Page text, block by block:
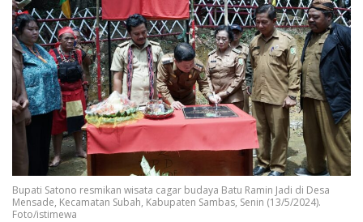
Bupati Satono resmikan wisata cagar budaya Batu Ramin Jadi di Desa
Mensade, Kecamatan Subah, Kabupaten Sambas, Senin (13/5/2024).
Foto/istimewa